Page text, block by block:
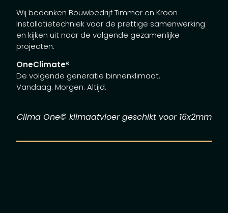
Wij bedanken Bouwbedrijf Timmer en Kroon
Installatietechniek voor de prettige samenwerking
en kijken uit naar de volgende gezamenlijke
projecten.
OneClimate®
De volgende generatie binnenklimaat.
Vandaag. Morgen. Altijd.
Clima One© klimaatvloer geschikt voor 16x2mm